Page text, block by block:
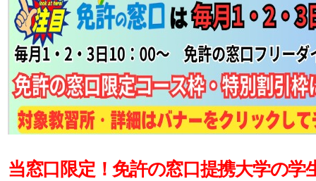
当窓口限定！免許の窓口提携大学の学